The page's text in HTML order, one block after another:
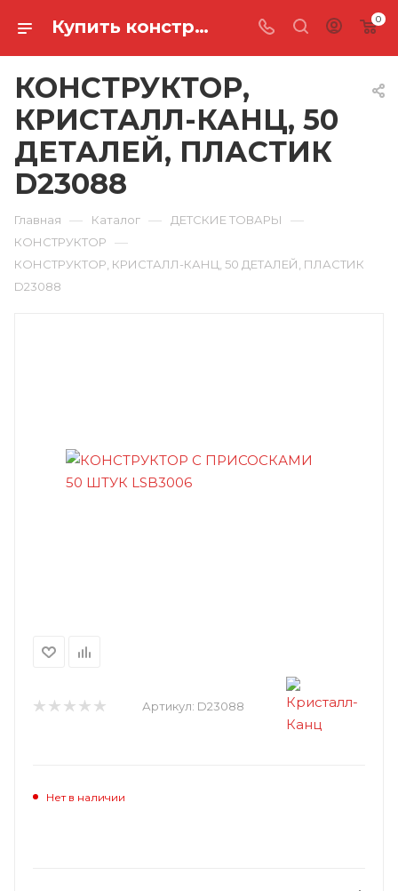
Купить конструктор, кристалл-канц, 50 деталей, пластик D23088 в Ростове-на-Дону 0
КОНСТРУКТОР,
КРИСТАЛЛ-КАНЦ, 50
ДЕТАЛЕЙ, ПЛАСТИК
D23088
Главная — Каталог — ДЕТСКИЕ ТОВАРЫ —
КОНСТРУКТОР —
КОНСТРУКТОР, КРИСТАЛЛ-КАНЦ, 50 ДЕТАЛЕЙ, ПЛАСТИК
D23088
Артикул: D23088
Нет в наличии